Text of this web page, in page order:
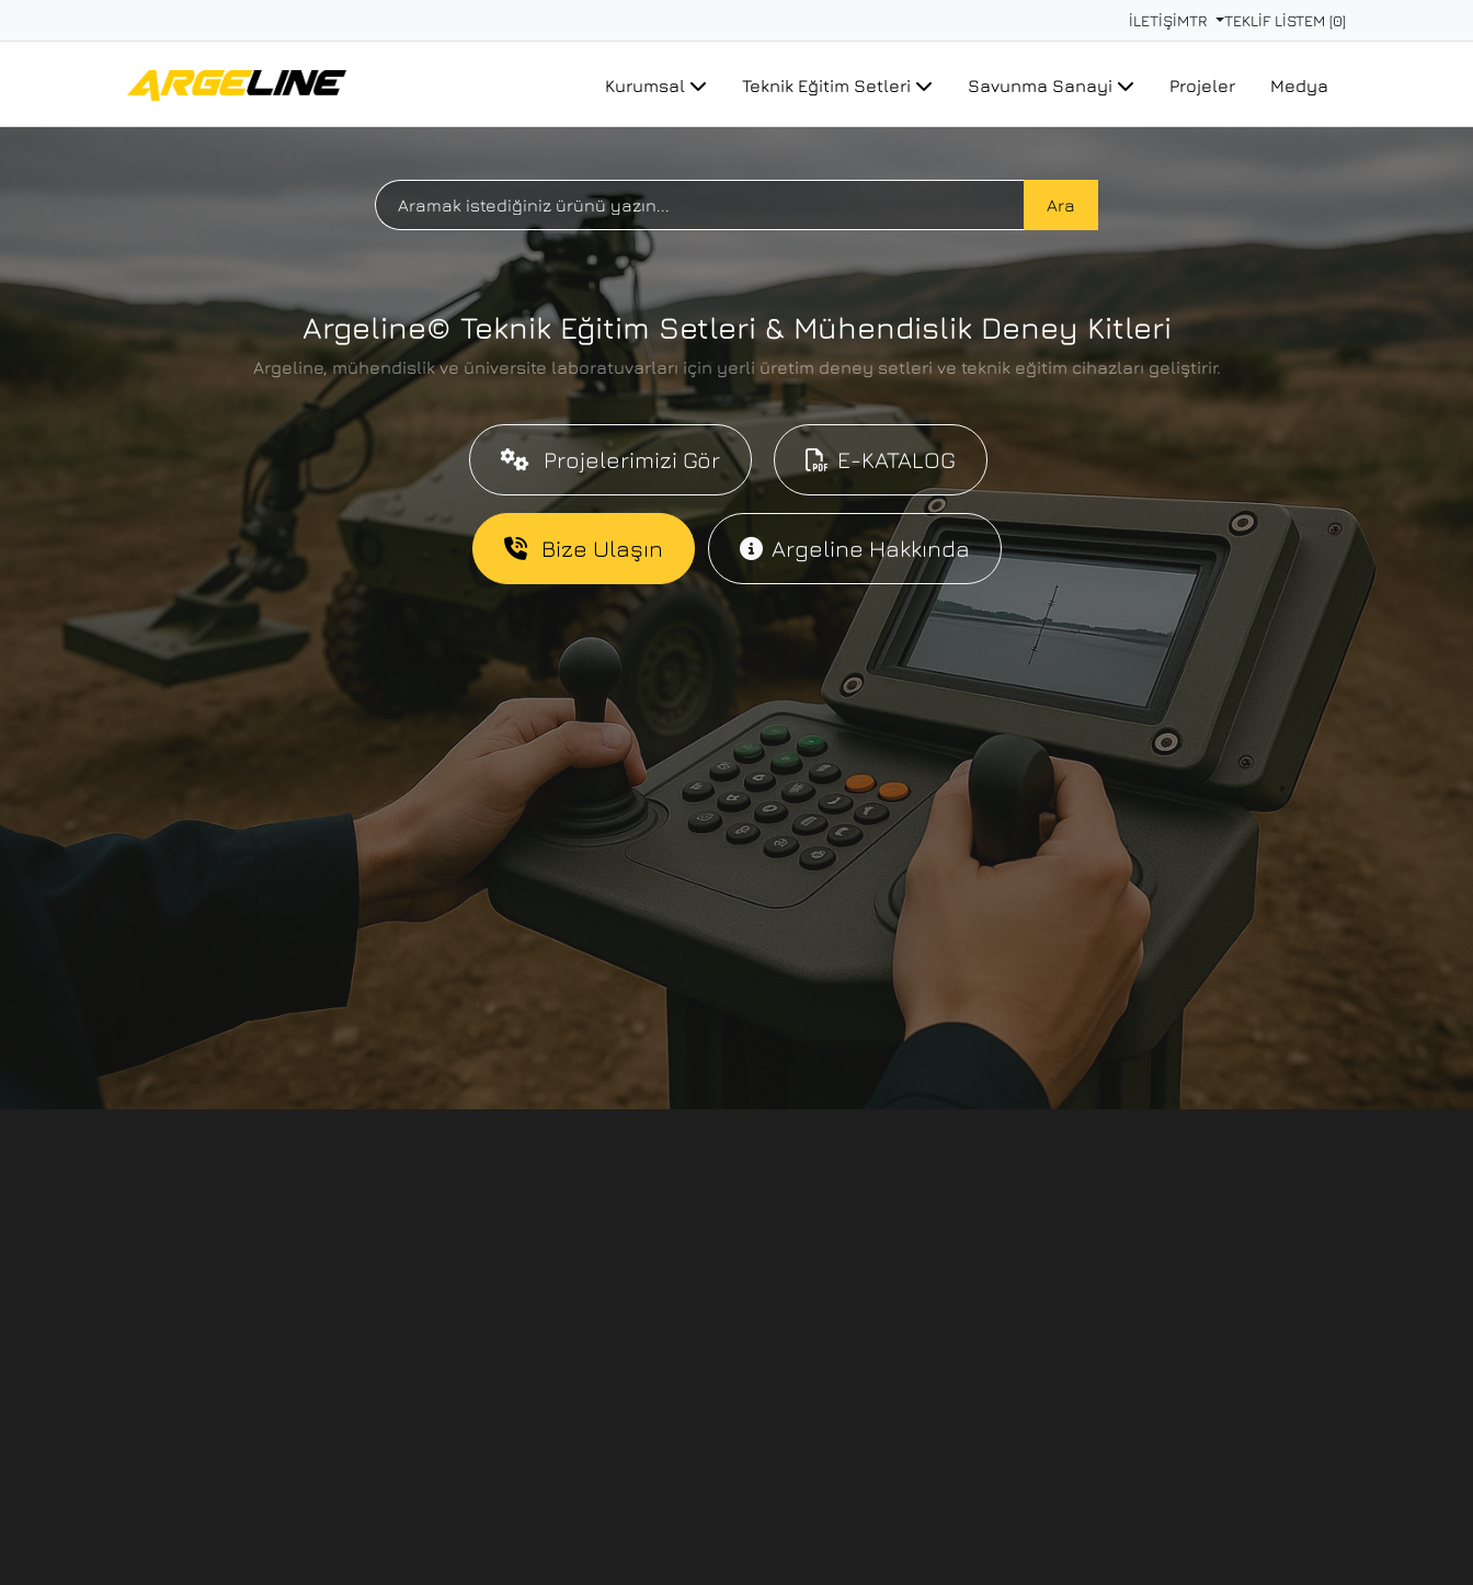
İLETİŞİMTR TEKLİF LİSTEM [0]
Kurumsal Teknik Eğitim Setleri Savunma Sanayi Projeler Medya
Ara
Argeline© Teknik Eğitim Setleri & Mühendislik Deney Kitleri
Argeline, mühendislik ve üniversite laboratuvarları için yerli üretim deney setleri ve teknik eğitim cihazları geliştirir.
Projelerimizi Gör E-KATALOG
Bize Ulaşın Argeline Hakkında